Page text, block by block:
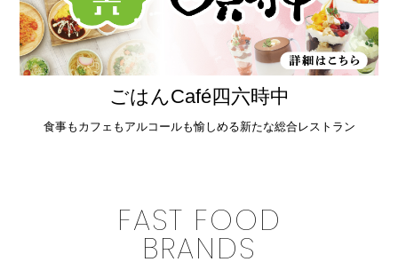
ごはんCafé四六時中
食事もカフェもアルコールも愉しめる新たな総合レストラン
FAST FOOD
BRANDS